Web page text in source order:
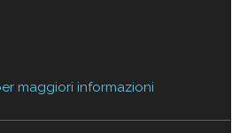
maggiori informazioni